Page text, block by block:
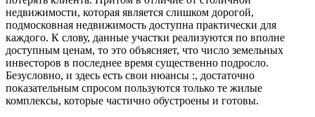
недвижимости, которая является слишком дорогой,
подмосковная недвижимость доступна практически для
каждого. К слову, данные участки реализуются по вполне
доступным ценам, то это объясняет, что число земельных
инвесторов в последнее время существенно подросло.
Безусловно, и здесь есть свои нюансы :, достаточно
показательным спросом пользуются только те жилые
комплексы, которые частично обустроены и готовы.